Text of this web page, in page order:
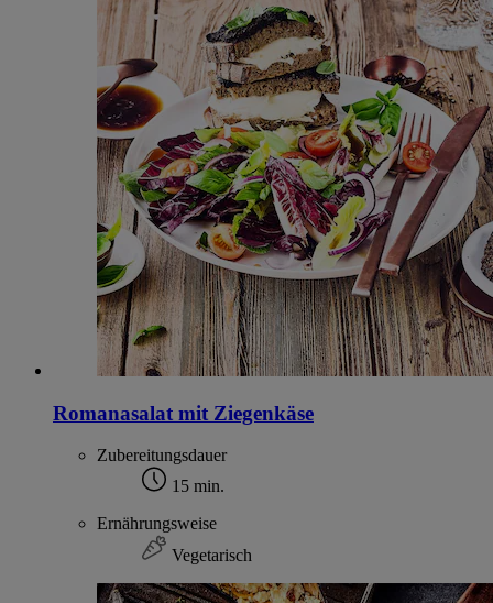
Romanasalat mit Ziegenkäse
Zubereitungsdauer
15 min.
Ernährungsweise
Vegetarisch